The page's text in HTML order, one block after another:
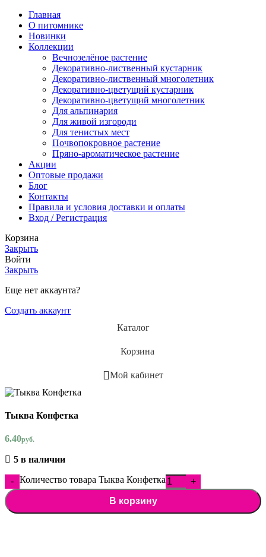
Главная
О питомнике
Новинки
Коллекции
Вечнозелёное растение
Декоративно-лиственный кустарник
Декоративно-лиственный многолетник
Декоративно-цветущий кустарник
Декоративно-цветущий многолетник
Для альпинария
Для живой изгороди
Для тенистых мест
Почвопокровное растение
Пряно-ароматическое растение
Акции
Оптовые продажи
Блог
Контакты
Правила и условия доставки и оплаты
Вход / Регистрация
Корзина
Закрыть
Войти
Закрыть
Еще нет аккаунта?
Создать аккаунт
Каталог
Корзина
Мой кабинет
Тыква Конфетка
6.40руб.
5 в наличии
Количество товара Тыква Конфетка
В корзину